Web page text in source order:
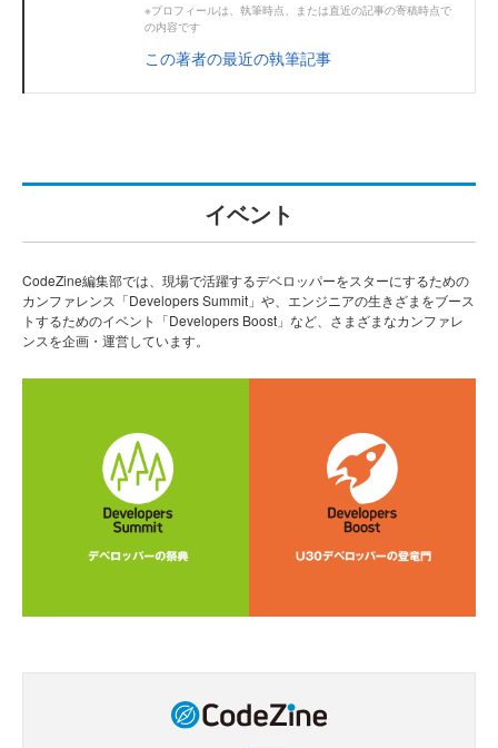
※プロフィールは、執筆時点、または直近の記事の寄稿時点で
の内容です
この著者の最近の執筆記事
イベント
CodeZine編集部では、現場で活躍するデベロッパーをスターにするための
カンファレンス「Developers Summit」や、エンジニアの生きざまをブース
トするためのイベント「Developers Boost」など、さまざまなカンファレ
ンスを企画・運営しています。